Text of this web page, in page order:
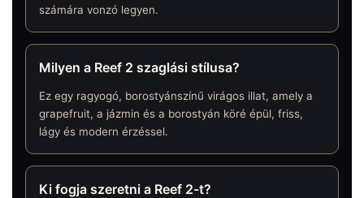
számára vonzó legyen.
Milyen a Reef 2 szaglási stílusa?
Ez egy ragyogó, borostyánszínű virágos illat, amely a
grapefruit, a jázmin és a borostyán köré épül, friss,
lágy és modern érzéssel.
Ki fogja szeretni a Reef 2-t?